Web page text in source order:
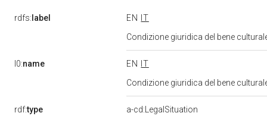
rdfs: label EN
IT
Condizione giuridica del bene
l0:name EN
IT
Condizione giuridica del bene
rdf:type
a-cd:LegalSituation